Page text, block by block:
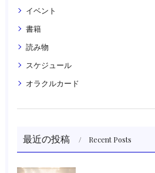
イベント
書籍
読み物
スケジュール
オラクルカード
最近の投稿 Recent Posts